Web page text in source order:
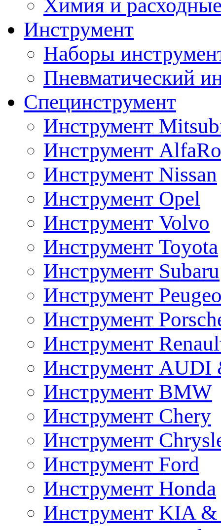
Химия и
Инструмент
Наборы
Пневматический
Специнструмент
Инструмент
Инструмент
Инструмент Nissan
Инструмент Opel
Инструмент Volvo
Инструмент Toyota
Инструмент Subaru
Инструмент
Инструмент
Инструмент
Инструмент AUDI
Инструмент BMW
Инструмент Chery
Инструмент
Инструмент Ford
Инструмент Honda
Инструмент KIA